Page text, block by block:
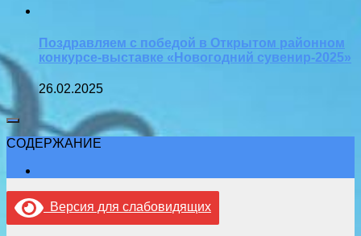
Поздравляем с победой в Открытом районном
конкурсе-выставке «Новогодний сувенир-2025»
26.02.2025
СОДЕРЖАНИЕ
Версия для слабовидящих